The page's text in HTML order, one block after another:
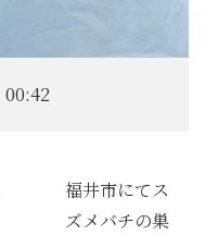
00:42
福井市にてス
ズメバチの巣